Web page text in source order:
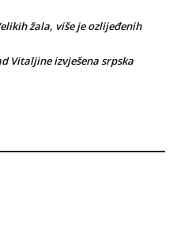
žala, više je ozlijeđenih
Vitaljine izvješena srpska